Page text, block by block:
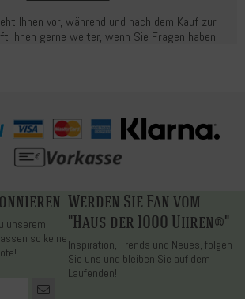
Ihnen vor, während und nach dem Kauf zur
Ihnen gerne weiter, wenn Sie Fragen haben!
unserem
so keine
Werden Sie Fan vom
"Haus der 1000 Uhren®"
Inspiration, Trends und Neues, folgen
Sie uns und bleiben Sie auf dem
Laufenden!